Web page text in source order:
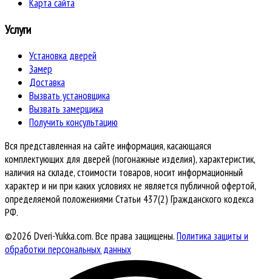
Карта сайта
Услуги
Установка дверей
Замер
Доставка
Вызвать установщика
Вызвать замерщика
Получить консультацию
Вся представленная на сайте информация, касающаяся
комплектующих для дверей (погонажные изделия), характеристик,
наличия на складе, стоимости товаров, носит информационный
характер и ни при каких условиях не является публичной офертой,
определяемой положениями Статьи 437(2) Гражданского кодекса
РФ.
©2026 Dveri-Yukka.com. Все права защищены.Политика защиты и
обработки персональных данных